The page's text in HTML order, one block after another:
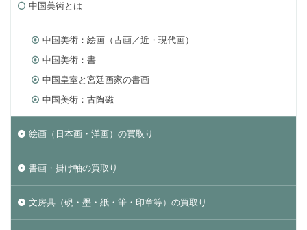
中国美術とは
中国美術：絵画（古画／近・現代画）
中国美術：書
中国皇室と宮廷画家の書画
中国美術：古陶磁
絵画（日本画・洋画）の買取り
書画・掛け軸の買取り
文房具（硯・墨・紙・筆・印章等）の買取り